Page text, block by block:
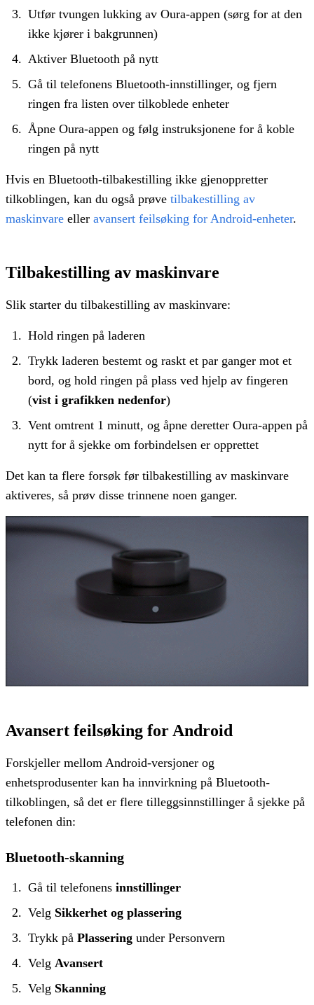
Utfør tvungen lukking av Oura-appen (sørg for at den
ikke kjører i bakgrunnen)
Aktiver Bluetooth på nytt
Gå til telefonens Bluetooth-innstillinger, og fjern
ringen fra listen over tilkoblede enheter
Åpne Oura-appen og følg instruksjonene for å koble
ringen på nytt
Hvis en Bluetooth-tilbakestilling ikke gjenoppretter
tilkoblingen, kan du også prøve tilbakestilling av
maskinvare eller avansert feilsøking for Android-enheter.
Tilbakestilling av maskinvare
Slik starter du tilbakestilling av maskinvare:
Hold ringen på laderen
Trykk laderen bestemt og raskt et par ganger mot et
bord, og hold ringen på plass ved hjelp av fingeren
(vist i grafikken nedenfor)
Vent omtrent 1 minutt, og åpne deretter Oura-appen på
nytt for å sjekke om forbindelsen er opprettet
Det kan ta flere forsøk før tilbakestilling av maskinvare
aktiveres, så prøv disse trinnene noen ganger.
Avansert feilsøking for Android
Forskjeller mellom Android-versjoner og
enhetsprodusenter kan ha innvirkning på Bluetooth-
tilkoblingen, så det er flere tilleggsinnstillinger å sjekke på
telefonen din:
Bluetooth-skanning
Gå til telefonens innstillinger
Velg Sikkerhet og plassering
Trykk på Plassering under Personvern
Velg Avansert
Velg Skanning